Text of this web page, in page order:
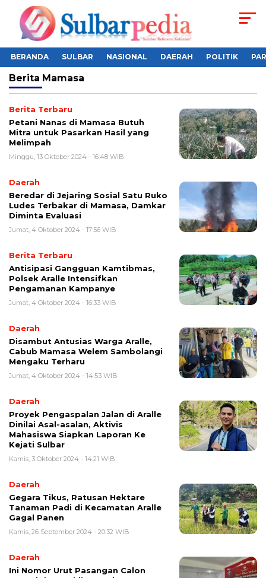
BERANDA SULBAR NASIONAL DAERAH POLITIK
Berita Mamasa
Berita Terbaru
Petani Nanas di Mamasa Butuh
Mitra untuk Pasarkan Hasil yang
Melimpah
Minggu, 13 Oktober 2024 - 16:48 WIB
Daerah
Beredar di Jejaring Sosial Satu Ruko
Ludes Terbakar di Mamasa, Damkar
Diminta Evaluasi
Jumat, 4 Oktober 2024 - 17:56 WIB
Berita Terbaru
Antisipasi Gangguan Kamtibmas,
Polsek Aralle Intensifkan
Pengamanan Kampanye
Jumat, 4 Oktober 2024 - 16:33 WIB
Daerah
Disambut Antusias Warga Aralle,
Cabub Mamasa Welem Sambolangi
Mengaku Terharu
Jumat, 4 Oktober 2024 - 14:53 WIB
Daerah
Proyek Pengaspalan Jalan di Aralle
Dinilai Asal-asalan, Aktivis
Mahasiswa Siapkan Laporan Ke
Kejati Sulbar
Kamis, 3 Oktober 2024 - 14:21 WIB
Daerah
Gegara Tikus, Ratusan Hektare
Tanaman Padi di Kecamatan Aralle
Gagal Panen
Kamis, 26 September 2024 - 20:32 WIB
Daerah
Ini Nomor Urut Pasangan Calon